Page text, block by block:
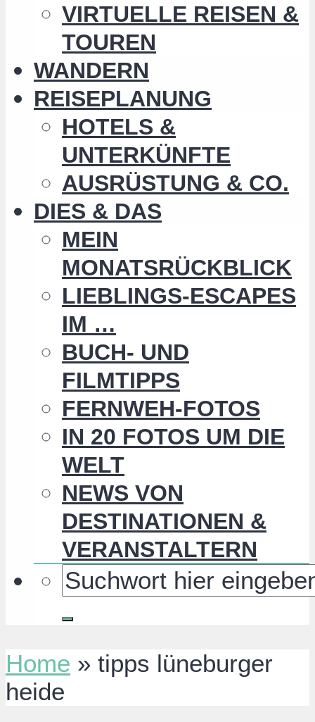
VIRTUELLE REISEN &
TOUREN
WANDERN
REISEPLANUNG
HOTELS &
UNTERKÜNFTE
AUSRÜSTUNG & CO.
DIES & DAS
MEIN
MONATSRÜCKBLICK
LIEBLINGS-ESCAPES
IM …
BUCH- UND
FILMTIPPS
FERNWEH-FOTOS
IN 20 FOTOS UM DIE
WELT
NEWS VON
DESTINATIONEN &
VERANSTALTERN
Home » tipps lüneburger
heide